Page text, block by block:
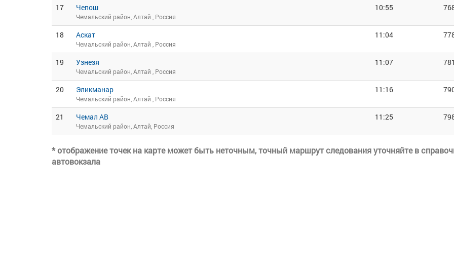
17 Чепош
Чемальский район, Алтай , Россия
10:55
18 Аскат
Чемальский район, Алтай , Россия
11:04
19 Узнезя
Чемальский район, Алтай , Россия
11:07 781
20 Эликманар
Чемальский район, Алтай , Россия
11:16
21 Чемал АВ
Чемальский район, Алтай, Россия
11:25
* отображение точек на карте может быть неточным, точный маршрут следования уточняйте в
автовокзала